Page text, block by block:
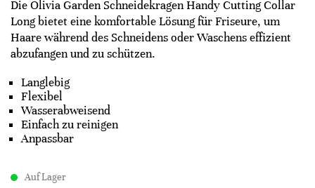
Die Olivia Garden Schneidekragen Handy Cutting Collar
Long bietet eine komfortable Lösung für Friseure, um
Haare während des Schneidens oder Waschens effizient
abzufangen und zu schützen.
Langlebig
Flexibel
Wasserabweisend
Einfach zu reinigen
Anpassbar
Auf Lager